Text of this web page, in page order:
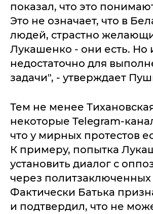
показал, что это
Это не означает, что в
людей, страстно
Лукашенко - они есть. Но
недостаточно для
задачи", - утверждает
Тем не менее
некоторые Telegram-
что у мирных протестов
К примеру, попытка
установить диалог с
через
Фактически Батька
и подтвердил, что не